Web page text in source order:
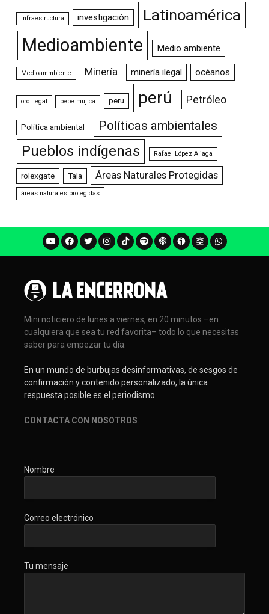
Infraestructura investigación Latinoamérica
Medioambiente Medio ambiente
Medioammbiente Minería minería ilegal océanos
oro ilegal pepe mujica peru perú Petróleo
Política ambiental Políticas ambientales
Pueblos indígenas Rafael López Aliaga
rolexgate Tala Áreas Naturales Protegidas
áreas naturales protegidas
Mini noticiero de lunes a viernes, en 20 minutos –en
cualquiera que sea tu red favorita– todo lo que necesitas
saber para empezar tu día.
En un mundo de burbujas desinformativas, de sesgos de
confirmación y contenido personalizado, la única
respuesta posible es el periodismo.
CONTACTA CON NOSOTROS
Nombre
Correo electrónico
Tu mensaje